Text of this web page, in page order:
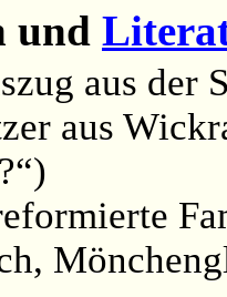
und
aus der
aus